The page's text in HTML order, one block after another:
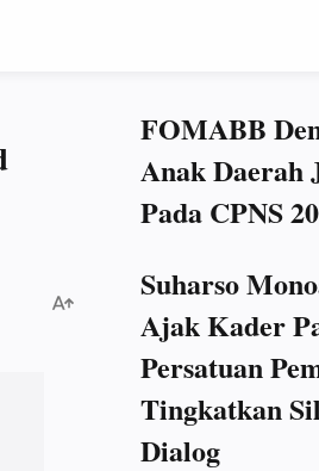
FOMABB
Anak Daerah
Pada CPNS
Suharso
Ajak Kader
Persatuan
Tingkatkan
Dialog